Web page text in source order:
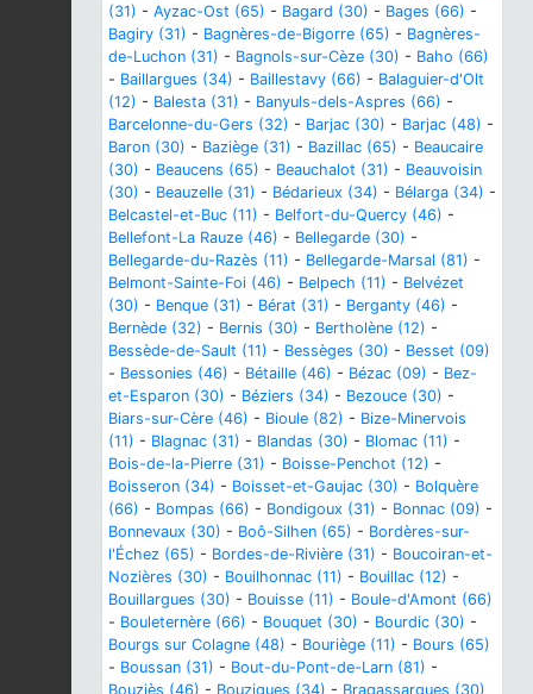
(31) - Ayzac-Ost (65) - Bagard (30) - Bages (66) -
Bagiry (31) - Bagnères-de-Bigorre (65) - Bagnères-
de-Luchon (31) - Bagnols-sur-Cèze (30) - Baho (66)
- Baillargues (34) - Baillestavy (66) - Balaguier-d'Olt
(12) - Balesta (31) - Banyuls-dels-Aspres (66) -
Barcelonne-du-Gers (32) - Barjac (30) - Barjac (48) -
Baron (30) - Baziège (31) - Bazillac (65) - Beaucaire
(30) - Beaucens (65) - Beauchalot (31) - Beauvoisin
(30) - Beauzelle (31) - Bédarieux (34) - Bélarga (34) -
Belcastel-et-Buc (11) - Belfort-du-Quercy (46) -
Bellefont-La Rauze (46) - Bellegarde (30) -
Bellegarde-du-Razès (11) - Bellegarde-Marsal (81) -
Belmont-Sainte-Foi (46) - Belpech (11) - Belvézet
(30) - Benque (31) - Bérat (31) - Berganty (46) -
Bernède (32) - Bernis (30) - Bertholène (12) -
Bessède-de-Sault (11) - Bessèges (30) - Besset (09)
- Bessonies (46) - Bétaille (46) - Bézac (09) - Bez-
et-Esparon (30) - Béziers (34) - Bezouce (30) -
Biars-sur-Cère (46) - Bioule (82) - Bize-Minervois
(11) - Blagnac (31) - Blandas (30) - Blomac (11) -
Bois-de-la-Pierre (31) - Boisse-Penchot (12) -
Boisseron (34) - Boisset-et-Gaujac (30) - Bolquère
(66) - Bompas (66) - Bondigoux (31) - Bonnac (09) -
Bonnevaux (30) - Boô-Silhen (65) - Bordères-sur-
l'Échez (65) - Bordes-de-Rivière (31) - Boucoiran-et-
Nozières (30) - Bouilhonnac (11) - Bouillac (12) -
Bouillargues (30) - Bouisse (11) - Boule-d'Amont (66)
- Bouleternère (66) - Bouquet (30) - Bourdic (30) -
Bourgs sur Colagne (48) - Bouriège (11) - Bours (65)
- Boussan (31) - Bout-du-Pont-de-Larn (81) -
Bouziès (46) - Bouzigues (34) - Bragassargues (30)